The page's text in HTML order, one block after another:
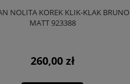
NOLITA KOREK KLIK-KLAK BRUNO
MATT 923388
260,00 zł